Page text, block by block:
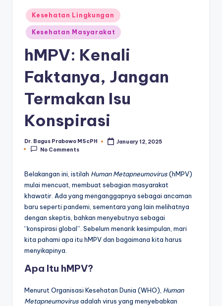
Posted
in
Kesehatan Lingkungan
Kesehatan Masyarakat
hMPV: Kenali
Faktanya, Jangan
Termakan Isu
Konspirasi
Posted
by
Dr. Bagus Prabowo MScPH
January 12, 2025
No Comments
Belakangan ini, istilah Human Metapneumovirus(hMPV)
mulai mencuat, membuat sebagian masyarakat
khawatir. Ada yang menganggapnya sebagai ancaman
baru seperti pandemi, sementara yang lain melihatnya
dengan skeptis, bahkan menyebutnya sebagai
“konspirasi global”. Sebelum menarik kesimpulan, mari
kita pahami apa itu hMPV dan bagaimana kita harus
menyikapinya.
Apa Itu hMPV?
Menurut Organisasi Kesehatan Dunia (WHO), Human
Metapneumovirusadalah virus yang menyebabkan